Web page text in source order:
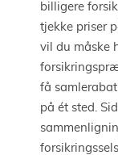
billigere
tjekke priser
vil du måske
få
på ét sted.